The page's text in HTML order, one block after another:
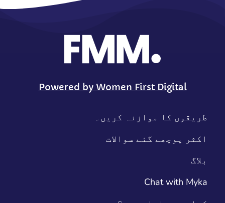
Powered by Women First Digital
طریقوں کا موازنہ کریں۔
اکثر پوچھے گئے سوالات
بلاگ
Chat with Myka